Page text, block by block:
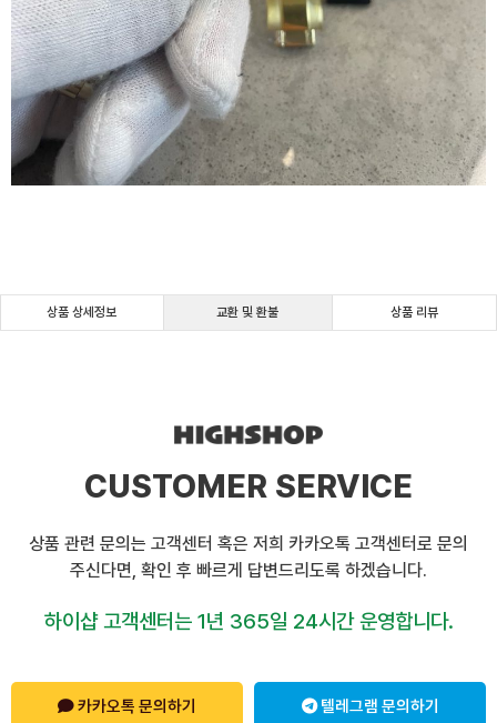
상품 상세정보 교환 및 환불 상품 리뷰
CUSTOMER SERVICE
상품 관련 문의는 고객센터 혹은 저희 카카오톡 고객센터로 문의
주신다면, 확인 후 빠르게 답변드리도록 하겠습니다.
하이샵 고객센터는 1년 365일 24시간 운영합니다.
카카오톡 문의하기 텔레그램 문의하기